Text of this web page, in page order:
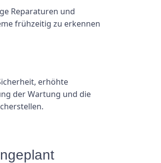
Reparaturen und
frühzeitig zu erkennen
erhöhte
der Wartung und die